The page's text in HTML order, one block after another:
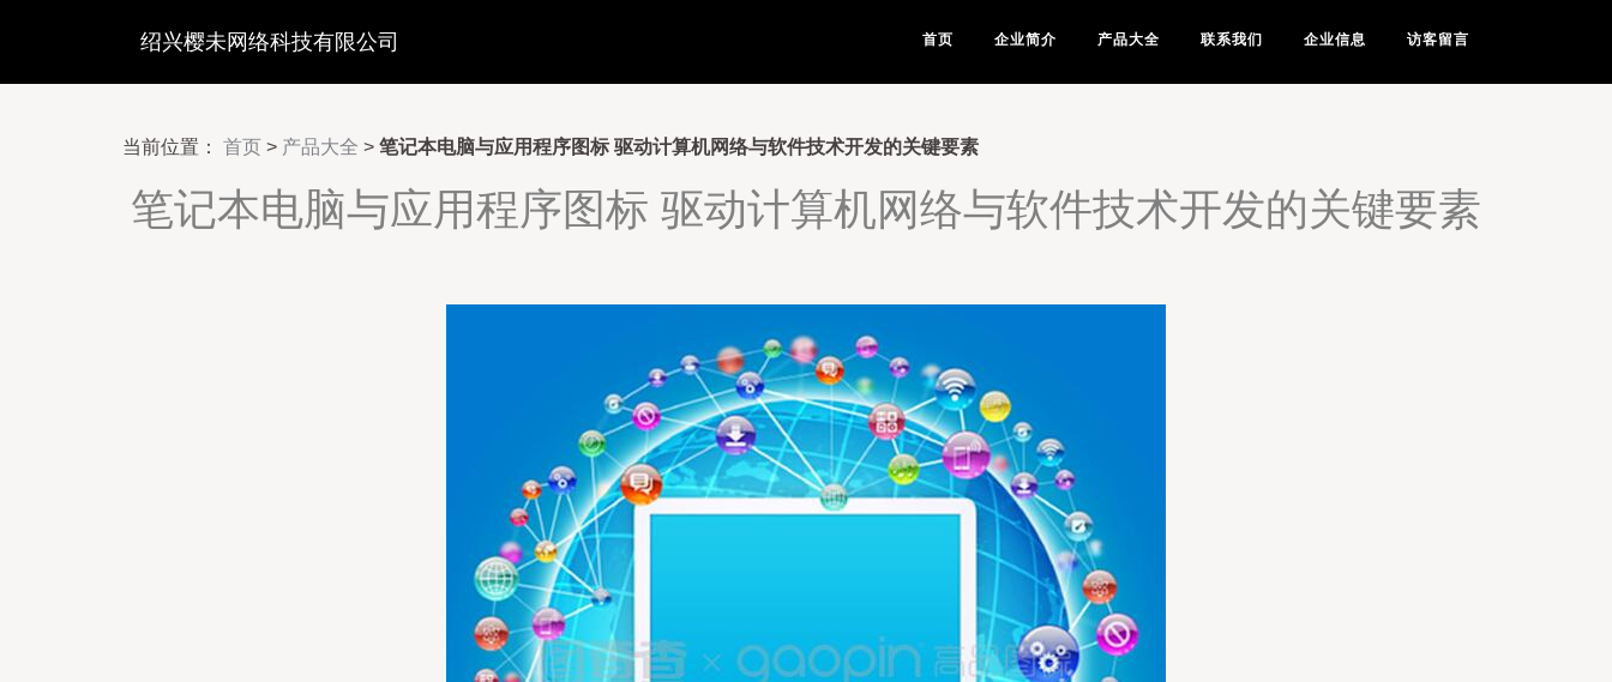
绍兴樱未网络科技有限公司 首页 企业简介 产品大全 联系我们 企业信息 访客留言
当前位置： 首页 > 产品大全 > 笔记本电脑与应用程序图标 驱动计算机网络与软件技术开发的关键要素
笔记本电脑与应用程序图标 驱动计算机网络与软件技术开发的关键要素